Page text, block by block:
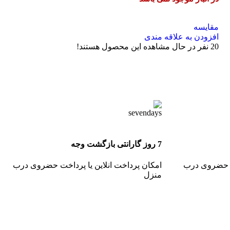
مقایسه
افزودن به علاقه مندی
20 نفر در حال مشاهده این محصول هستند!
حضروی درب
7 روز گارانتی بازگشت وجه
امکان پرداخت انلاین یا پرداخت حضروی درب
منزل